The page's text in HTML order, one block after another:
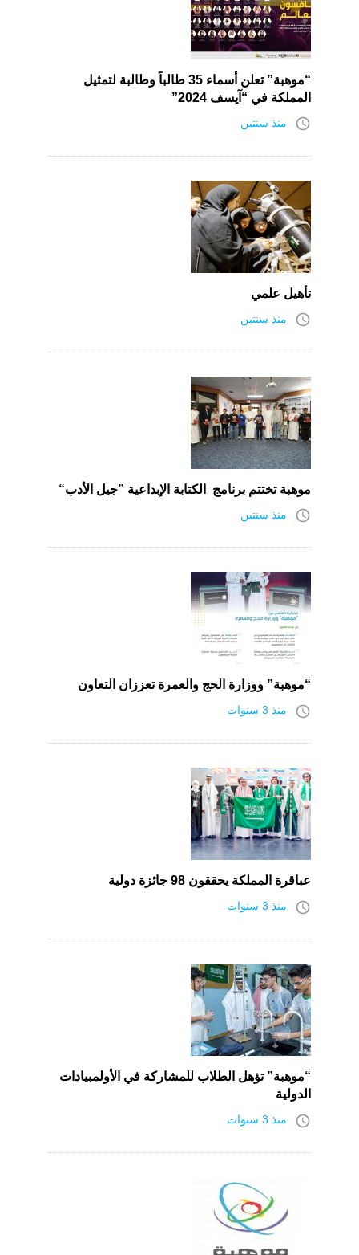
“موهبة” تعلن أسماء 35 طالباً وطالبة لتمثيل
المملكة في “آيسف 2024”
access_time منذ سنتين
تأهيل علمي
access_time منذ سنتين
موهبة تختتم برنامج الكتابة الإبداعية ”جيل الأدب“
access_time منذ سنتين
“موهبة” ووزارة الحج والعمرة تعززان التعاون
access_time منذ 3 سنوات
عباقرة المملكة يحققون 98 جائزة دولية
access_time منذ 3 سنوات
“موهبة” تؤهل الطلاب للمشاركة في الأولمبيادات
الدولية
access_time منذ 3 سنوات